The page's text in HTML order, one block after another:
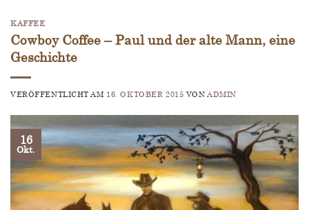
KAFFEE
Cowboy Coffee – Paul und der alte Mann, eine
Geschichte
VERÖFFENTLICHT AM 16. OKTOBER 2015 VONADMIN
16
Okt.